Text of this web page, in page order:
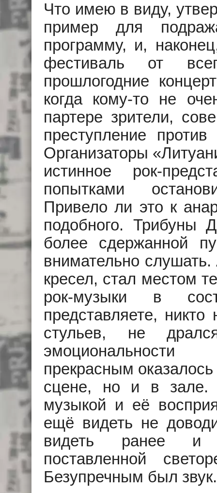
Что имею в виду,
пример для
программу, и,
фестиваль от
прошлогодние
когда кому-то не
партере зрители,
преступление
Организаторы
истинное рок-
попытками
Привело ли это к
подобного. Трибуны
более сдержанной
внимательно
кресел, стал местом
рок-музыки в
представляете,
стульев, не
прекрасным
сцене, но и в зале.
музыкой и её
ещё видеть не
видеть ранее и
поставленной
Безупречным был звук.